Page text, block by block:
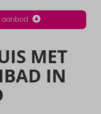
MET
IN